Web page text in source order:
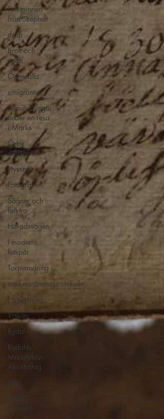
Folkminnen
från Skephult
dråp
Brott och
straff
Öxnevalla
emigranter
Anmärkningar
under en resa
i Marks
Örby
dödsbok
Hyssna
Fotografier
Sägner och
folktro
Häradsvägen
I moderns
fotspår
Torpvandring
sockenstämmoprotokoll
Föreläsning
Viskan
Rydal
Rydahls
Manufaktur-
Aktiebolag
tips
Rydals
spinneri